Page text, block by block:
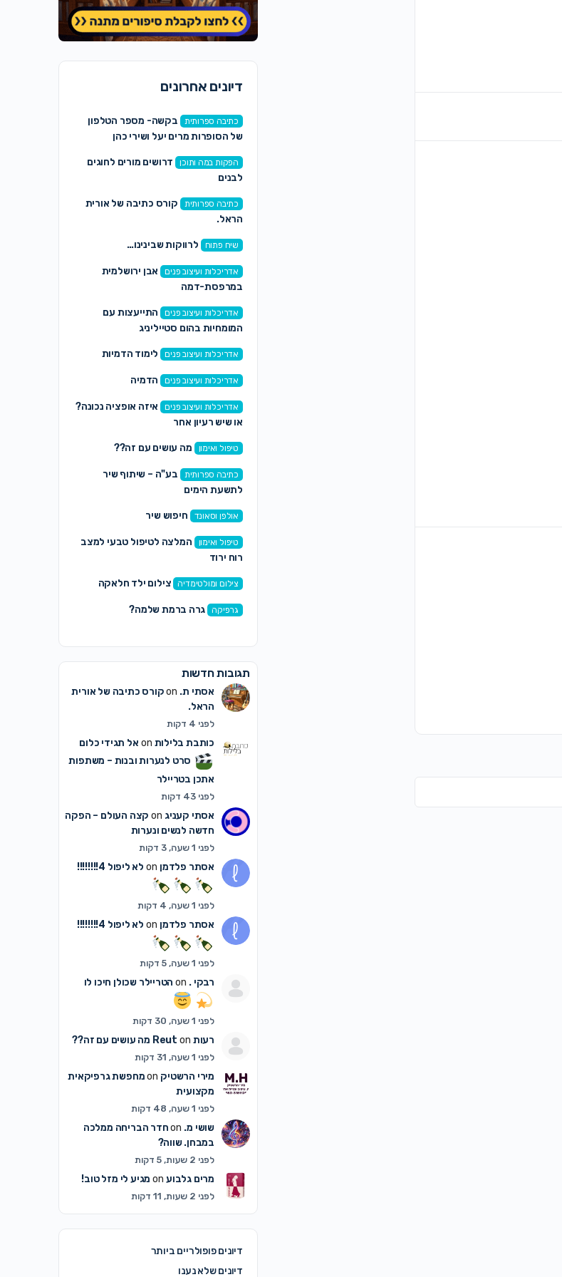
דיונים אחרונים
כתיבה ספרותית
בקשה- מספר הטלפון
של הסופרות מרים יעל ושירי כהן
הפקות במה ותוכן
דרושים מורים לחוגים
לבנים
כתיבה ספרותית
קורס כתיבה של אורית
הראל.
שיח פתוח לרווקות שבינינו…
אדריכלות ועיצוב פנים
אבן ירושלמית
במרפסת-דמה
אדריכלות ועיצוב פנים
התייעצות עם
המומחיות בהום סטייליניג
אדריכלות ועיצוב פנים לימוד הדמיות
אדריכלות ועיצוב פנים הדמיה
אדריכלות ועיצוב פנים
איזה אופציה נכונה?
או שיש רעיון אחר
טיפול ואימון מה עושים עם זה??
כתיבה ספרותית
בע"ה – שיתוף שיר
לתשעת הימים
אולפן וסאונד חיפוש שיר
טיפול ואימון
המלצה לטיפול טבעי למצב
רוח ירוד
צילום ומולטימדיה צילום ילד חלאקה
גרפיקה גרה ברמת שלמה?
תגובות חדשות
אסתי ת.
קורס כתיבה של אורית
הראל.
לפני 4 דקות
כותבת בלילות
אל תגידי כלום
סרט לנערות ובנות – משתפות
אתכן בטריילר
לפני 43 דקות
אסתי קעניג
קצה העולם – הפקה
חדשה לנשים ונערות
לפני 1 שעה, 3 דקות
אסתר פלדמן לא ליפול 4!!!!!!!!
לפני 1 שעה, 4 דקות
אסתר פלדמן לא ליפול 4!!!!!!!!
לפני 1 שעה, 5 דקות
רבקי . הטריילר שכולן חיכו לו
לפני 1 שעה, 30 דקות
רעות Reut on מה עושים עם זה??
לפני 1 שעה, 31 דקות
מירי הרשטיק
מחפשת גרפיקאית
מקצועית
לפני 1 שעה, 48 דקות
שושי מ.
חדר הבריחה ממלכה
במבחן. שווה?
לפני 2 שעות, 5 דקות
מרים גלבועon מגיע לי מזל טוב!
לפני 2 שעות, 11 דקות
דיונים פופולריים ביותר
דיונים שלא נענו